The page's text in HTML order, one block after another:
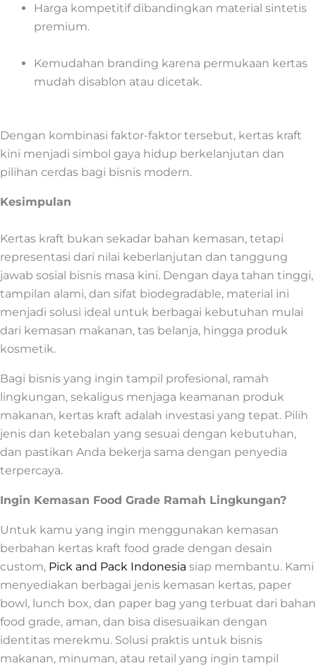
Harga kompetitif dibandingkan material sintetis
premium.
Kemudahan branding karena permukaan kertas
mudah disablon atau dicetak.
Dengan kombinasi faktor-faktor tersebut, kertas kraft
kini menjadi simbol gaya hidup berkelanjutan dan
pilihan cerdas bagi bisnis modern.
Kesimpulan
Kertas kraft bukan sekadar bahan kemasan, tetapi
representasi dari nilai keberlanjutan dan tanggung
jawab sosial bisnis masa kini. Dengan daya tahan tinggi,
tampilan alami, dan sifat biodegradable, material ini
menjadi solusi ideal untuk berbagai kebutuhan mulai
dari kemasan makanan, tas belanja, hingga produk
kosmetik.
Bagi bisnis yang ingin tampil profesional, ramah
lingkungan, sekaligus menjaga keamanan produk
makanan, kertas kraft adalah investasi yang tepat. Pilih
jenis dan ketebalan yang sesuai dengan kebutuhan,
dan pastikan Anda bekerja sama dengan penyedia
terpercaya.
Ingin Kemasan Food Grade Ramah Lingkungan?
Untuk kamu yang ingin menggunakan kemasan
berbahan kertas kraft food grade dengan desain
custom, Pick and Pack Indonesia siap membantu. Kami
menyediakan berbagai jenis kemasan kertas, paper
bowl, lunch box, dan paper bag yang terbuat dari bahan
food grade, aman, dan bisa disesuaikan dengan
identitas merekmu. Solusi praktis untuk bisnis
makanan, minuman, atau retail yang ingin tampil